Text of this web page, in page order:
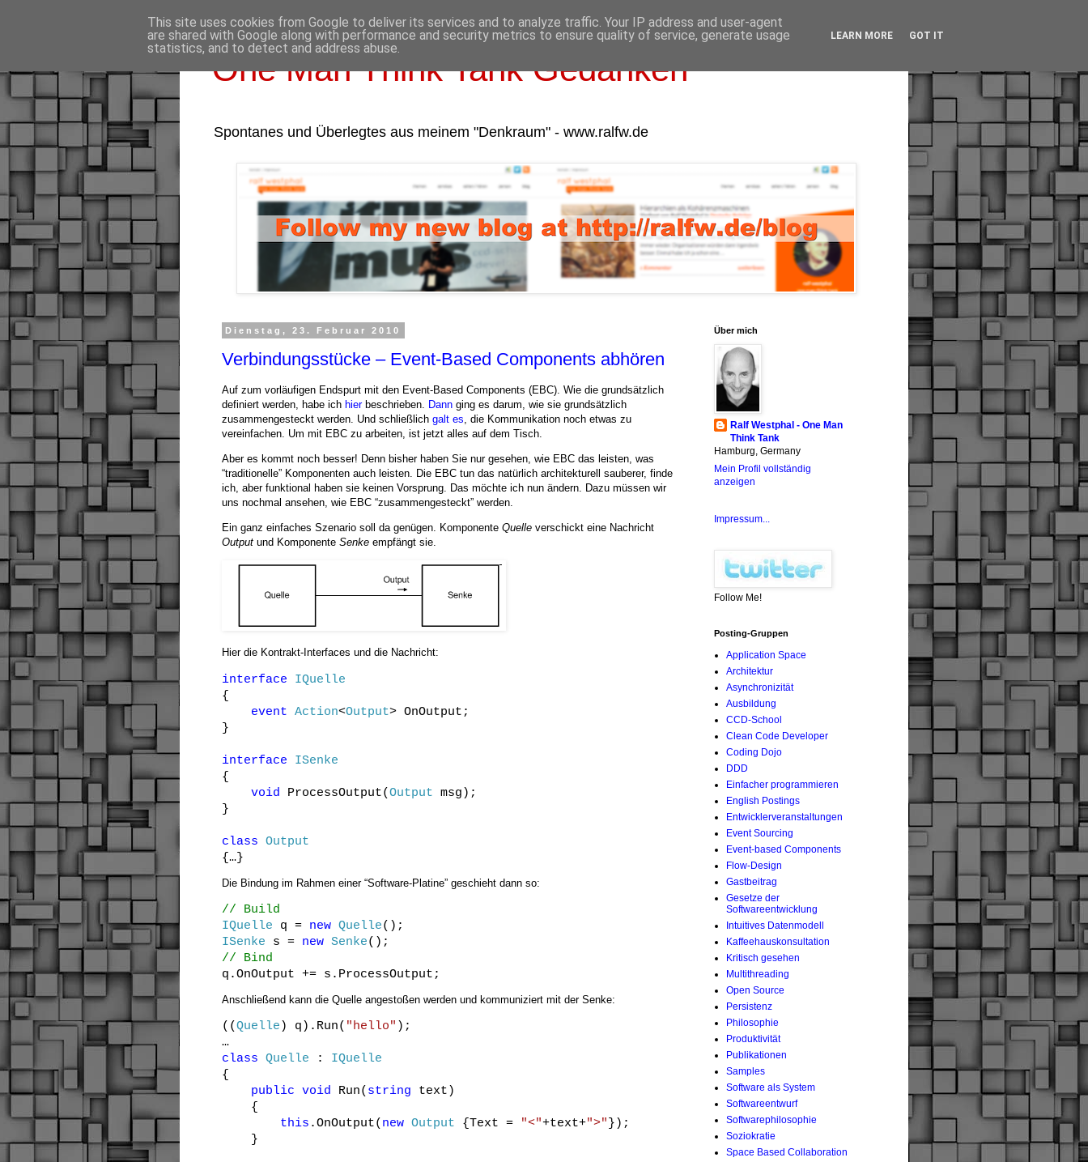
One Man Think Tank Gedanken
Spontanes und Überlegtes aus meinem "Denkraum" - www.ralfw.de
Dienstag, 23. Februar 2010
Verbindungsstücke – Event-Based Components abhören
Auf zum vorläufigen Endspurt mit den Event-Based Components (EBC). Wie die grundsätzlich
definiert werden, habe ich hierbeschrieben. Dann ging es darum, wie sie grundsätzlich
zusammengesteckt werden. Und schließlich galt es , die Kommunikation noch etwas zu
vereinfachen. Um mit EBC zu arbeiten, ist jetzt alles auf dem Tisch.
Aber es kommt noch besser! Denn bisher haben Sie nur gesehen, wie EBC das leisten, was
“traditionelle” Komponenten auch leisten. Die EBC tun das natürlich architekturell sauberer, finde
ich, aber funktional haben sie keinen Vorsprung. Das möchte ich nun ändern. Dazu müssen wir
uns nochmal ansehen, wie EBC “zusammengesteckt” werden.
Ein ganz einfaches Szenario soll da genügen. Komponente Quelle verschickt eine Nachricht
Output und Komponente Senke empfängt sie.
Hier die Kontrakt-Interfaces und die Nachricht:
interface
IQuelle
{
event
Action<Output> OnOutput;
}
interface
ISenke
{
void
ProcessOutput(Output msg);
}
class
Output
{…}
Die Bindung im Rahmen einer “Software-Platine” geschieht dann so:
// Build
IQuelle q = new Quelle();
ISenke s = new Senke();
// Bind
q.OnOutput += s.ProcessOutput;
Anschließend kann die Quelle angestoßen werden und kommuniziert mit der Senke:
((Quelle ) q).Run( "hello" );
…
class
Quelle : IQuelle
{
public
void Run( string text)
{
this .OnOutput( new Output {Text = "<"+text+">" });
}
Über mich
Ralf Westphal - One Man
Think Tank
Hamburg, Germany
Mein Profil vollständig
anzeigen
Impressum...
Follow Me!
Posting-Gruppen
Application Space
Architektur
Asynchronizität
Ausbildung
CCD-School
Clean Code Developer
Coding Dojo
DDD
Einfacher programmieren
English Postings
Entwicklerveranstaltungen
Event Sourcing
Event-based Components
Flow-Design
Gastbeitrag
Gesetze der
Softwareentwicklung
Intuitives Datenmodell
Kaffeehauskonsultation
Kritisch gesehen
Multithreading
Open Source
Persistenz
Philosophie
Produktivität
Publikationen
Samples
Software als System
Softwareentwurf
Softwarephilosophie
Soziokratie
Space Based Collaboration
This site uses cookies from Google to deliver its services and to analyze traffic. Your IP address and user-agent
are shared with Google along with performance and security metrics to ensure quality of service, generate usage
statistics, and to detect and address abuse.
LEARN MORE GOT IT